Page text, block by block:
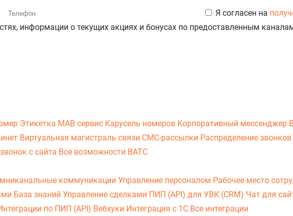
Я согласен на
информации о текущих акциях и бонусах по предоставленным
Этикетка МАВ сервис Карусель номеров Корпоративный мессенджер
Виртуальная магистраль связи СМС-рассылки Распределение звонков
с сайта Все возможности ВАТС
коммуникации Управление персоналом Рабочее место
База знаний Управление сделками ПИП (API) для УВК (CRM) Чат для
по ПИП (API) Вебхуки Интеграция с 1С Все интеграции